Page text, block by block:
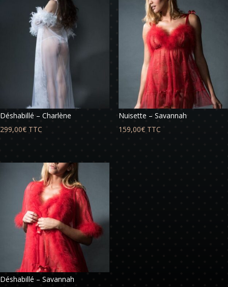
Déshabillé – Charlène
299,00€ TTC
Nuisette – Savannah
159,00€ TTC
Déshabillé – Savannah